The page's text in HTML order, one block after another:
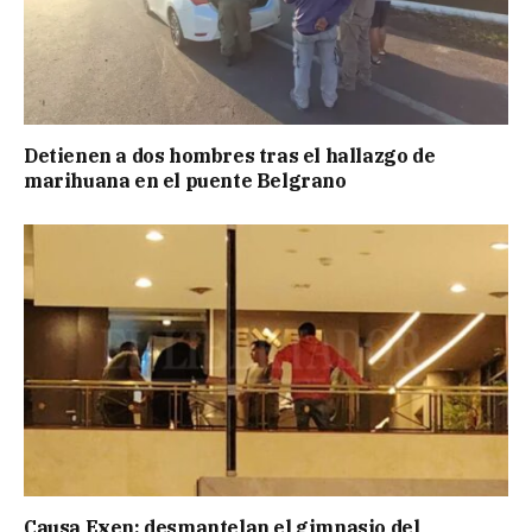
Detienen a dos hombres tras el hallazgo de
marihuana en el puente Belgrano